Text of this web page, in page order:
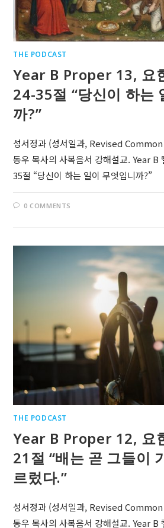
THE PODCAST
Year B Proper 13, 요
24-35절 “당신이 하는
까?”
성서정과 (성서일과, Revised
동우 목사의 사복음서 강해설교. Year B
35절 “당신이 하는 일이 무엇입니까?”
0 COMMENTS
THE PODCAST
Year B Proper 12, 요
21절 “배는 곧 그들이
르렀다.”
성서정과 (성서일과, Revised
동우 목사의 사복음서 강해설교. Year B